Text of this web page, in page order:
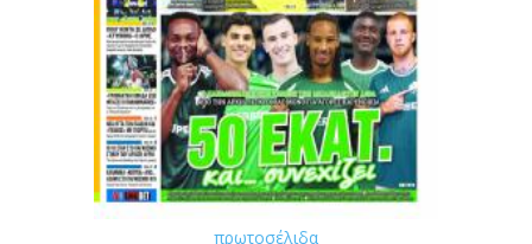
πρωτοσέλιδα